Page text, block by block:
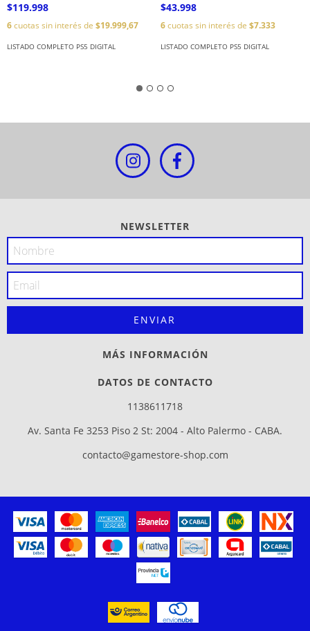
$119.998
6cuotas sin interés de $19.999,67
LISTADO COMPLETO PS5 DIGITAL
$43.998
6cuotas sin interés de $7.333
LISTADO COMPLETO PS5 DIGITAL
NEWSLETTER
MÁS INFORMACIÓN
DATOS DE CONTACTO
1138611718
Av. Santa Fe 3253 Piso 2 St: 2004 - Alto Palermo - CABA.
contacto@gamestore-shop.com